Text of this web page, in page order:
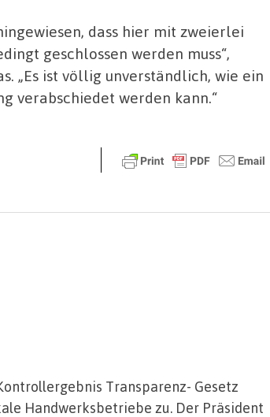
dass hier mit zweierlei
geschlossen werden muss“,
„Es ist völlig unverständlich, wie ein
verabschiedet werden kann.“
Transparenz- Gesetz
Handwerksbetriebe zu. Der Präsident